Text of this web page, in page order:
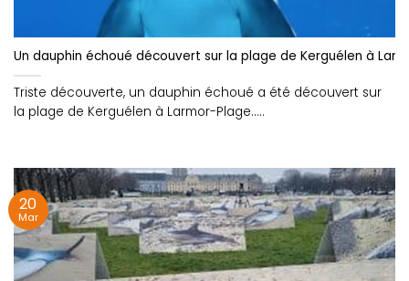
Un dauphin échoué découvert sur la plage de Kerguélen à
Triste découverte, un dauphin échoué a été découvert sur
la plage de Kerguélen à Larmor-Plage.....
20
Mar